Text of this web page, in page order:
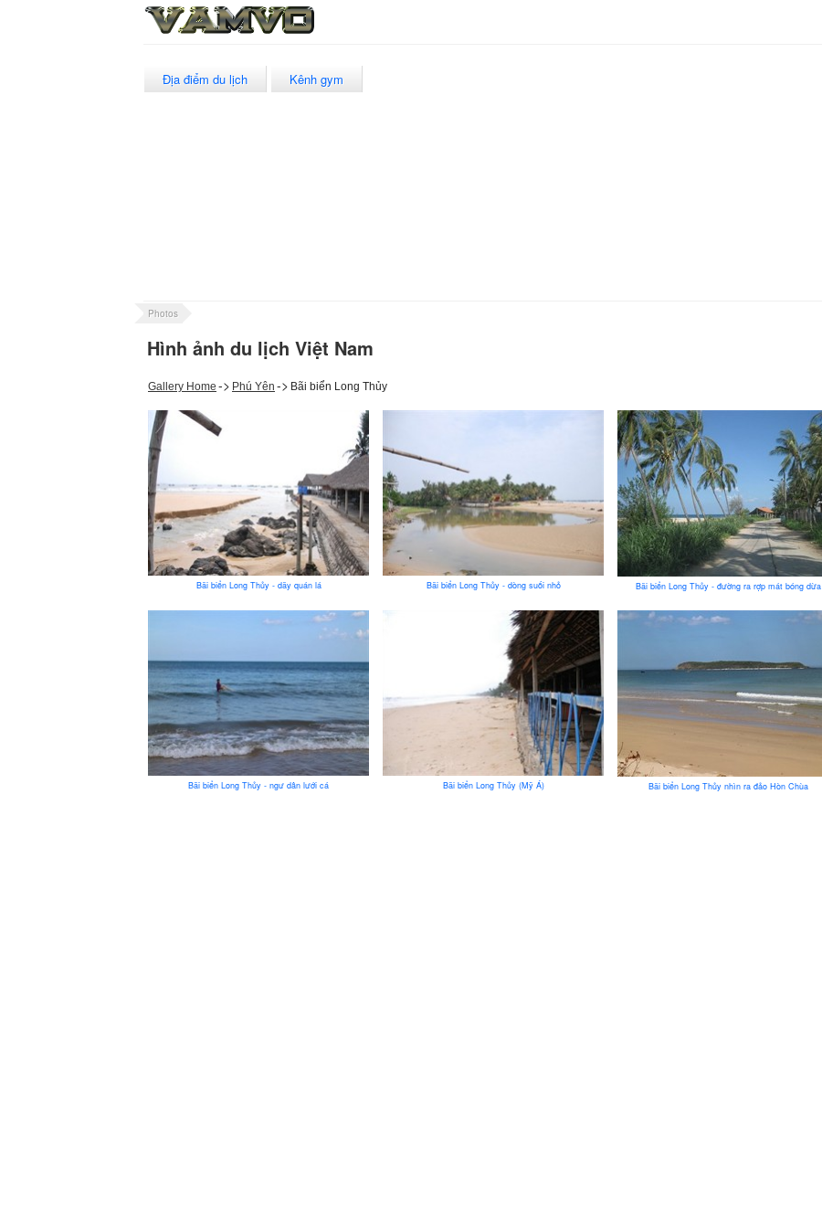
Địa điểm du lịch Kênh gym
Photos
Hình ảnh du lịch Việt Nam
Gallery Home -> Phú Yên -> Bãi biển Long Thủy
Bãi biển Long Thủy - dãy quán lá Bãi biển Long Thủy - dòng suối nhỏ Bãi biển Long Thủy - đường ra rợp mát bóng dừa
Bãi biển Long Thủy - ngư dân lưới cá Bãi biển Long Thủy (Mỹ Á) Bãi biển Long Thủy nhìn ra đảo Hòn Chùa